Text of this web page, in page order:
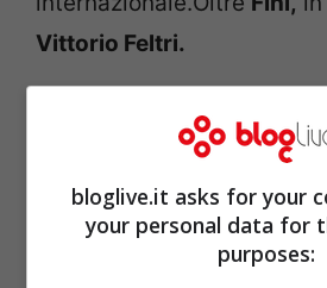
Vittorio Feltri.
bloglive.it asks for your
your personal data for
purposes: